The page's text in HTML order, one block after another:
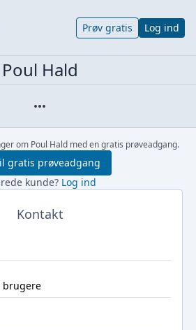
Prøv gratis Log ind
Poul Hald
om Poul Hald med en gratis prøveadgang.
gratis prøveadgang
kunde? Log ind
Kontakt
brugere